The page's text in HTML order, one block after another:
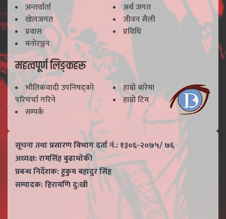
अन्तर्वार्ता
अर्थ जगत
खेलजगत
जीवन सैली
प्रवास
प्रविधि
मनोरञ्जन
महत्वपूर्ण लिङ्कहरू
भाैतिकवादी उपनिषद्काे
परिचर्चा गरिने
हाम्राे बारेमा
हाम्राे टिम
सम्पर्क
सूचना तथा प्रसारण विभाग दर्ता नं.: १३०६-२०७५/ ७६
अध्यक्ष: रामसिंह बुढाथाेकी
प्रबन्ध निर्देशक: हुकुम बहादुर सिंह
सम्पादक: हिरामणि दु:खी